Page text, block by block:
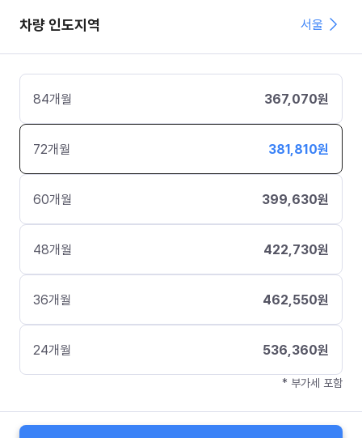
차량 인도지역 서울
84개월 367,070원
72개월 381,810원
60개월 399,630원
48개월 422,730원
36개월 462,550원
24개월 536,360원
* 부가세 포함